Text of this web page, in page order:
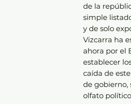
de la
simple
y de solo
Vizcarra ha
ahora por el
establecer
caída de
de gobierno,
olfato